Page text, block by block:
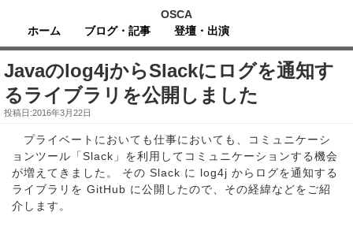
OSCA
ホーム
ブログ・記事 登壇・出演
Javaのlog4jからSlackにログを通知す
るライブラリを公開しました
投稿日:2016年3月22日
プライベートにおいても仕事においても、コミュニケーシ
ョンツール「Slack」を利用してコミュニケーションする機会
が増えてきました。 その Slack に log4j からログを通知する
ライブラリを GitHub に公開したので、その経緯などをご紹
介します。